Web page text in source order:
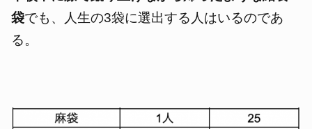
袋でも、人生の3袋に選出する人はいるのであ
る。